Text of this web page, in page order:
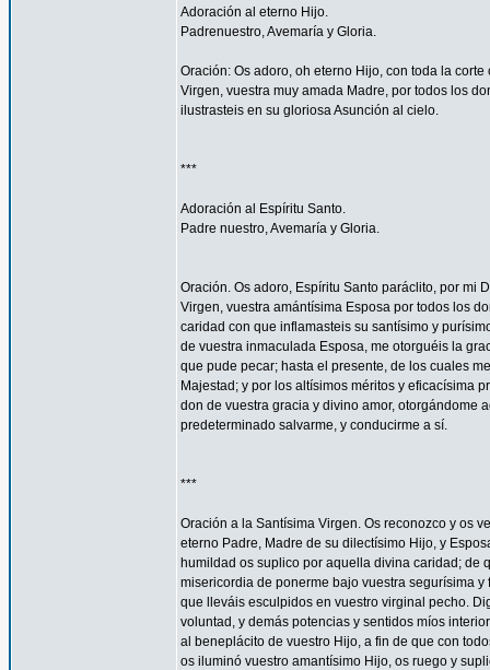
Adoración al eterno Hijo.
Padrenuestro, Avemaría y Gloria.
Oración: Os adoro, oh eterno Hijo, con toda la
Virgen, vuestra muy amada Madre, por todos los
ilustrasteis en su gloriosa Asunción al cielo.
***
Adoración al Espíritu Santo.
Padre nuestro, Avemaría y Gloria.
Oración. Os adoro, Espíritu Santo paráclito, por mi
Virgen, vuestra amántísima Esposa por todos los
caridad con que inflamasteis su santísimo y
de vuestra inmaculada Esposa, me otorguéis la
que pude pecar; hasta el presente, de los cuales
Majestad; y por los altísimos méritos y eficacísima
don de vuestra gracia y divino amor, otorgándome
predeterminado salvarme, y conducirme a sí.
***
Oración a la Santísima Virgen. Os reconozco y os
eterno Padre, Madre de su dilectísimo Hijo, y
humildad os suplico por aquella divina caridad; de
misericordia de ponerme bajo vuestra segurísima
que lleváis esculpidos en vuestro virginal pecho.
voluntad, y demás potencias y sentidos míos
al beneplácito de vuestro Hijo, a fin de que con
os iluminó vuestro amantísimo Hijo, os ruego y